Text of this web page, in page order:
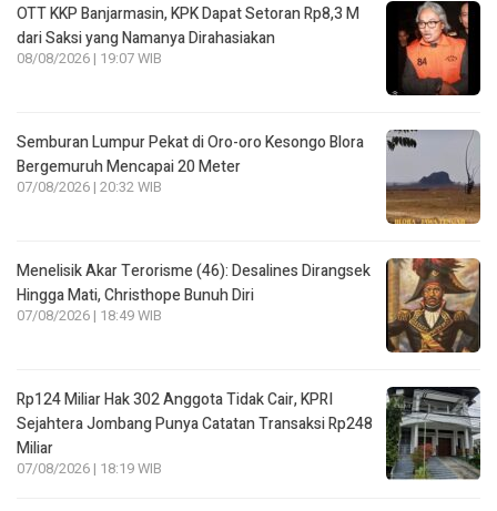
OTT KKP Banjarmasin, KPK Dapat Setoran Rp8,3 M
dari Saksi yang Namanya Dirahasiakan
08/08/2026 | 19:07 WIB
Semburan Lumpur Pekat di Oro-oro Kesongo Blora
Bergemuruh Mencapai 20 Meter
07/08/2026 | 20:32 WIB
Menelisik Akar Terorisme (46): Desalines Dirangsek
Hingga Mati, Christhope Bunuh Diri
07/08/2026 | 18:49 WIB
Rp124 Miliar Hak 302 Anggota Tidak Cair, KPRI
Sejahtera Jombang Punya Catatan Transaksi Rp248
Miliar
07/08/2026 | 18:19 WIB